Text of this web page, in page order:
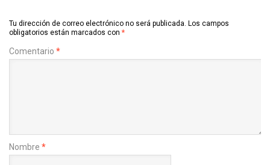
Tu dirección de correo electrónico no será publicada. Los campos
obligatorios están marcados con *
Comentario *
Nombre *